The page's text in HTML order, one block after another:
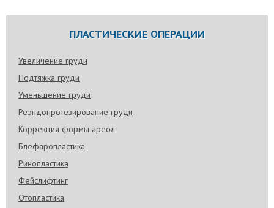
ПЛАСТИЧЕСКИЕ ОПЕРАЦИИ
Увеличение груди
Подтяжка груди
Уменьшение груди
Реэндопротезирование груди
Коррекция формы ареол
Блефаропластика
Ринопластика
Фейслифтинг
Отопластика